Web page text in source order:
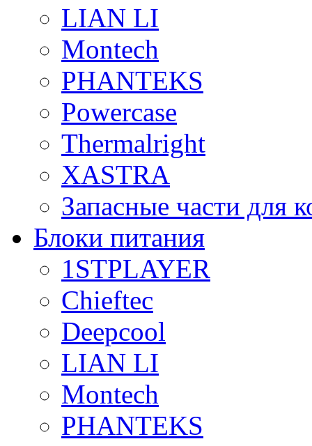
LIAN LI
Montech
PHANTEKS
Powercase
Thermalright
XASTRA
Запасные части для
Блоки питания
1STPLAYER
Chieftec
Deepcool
LIAN LI
Montech
PHANTEKS